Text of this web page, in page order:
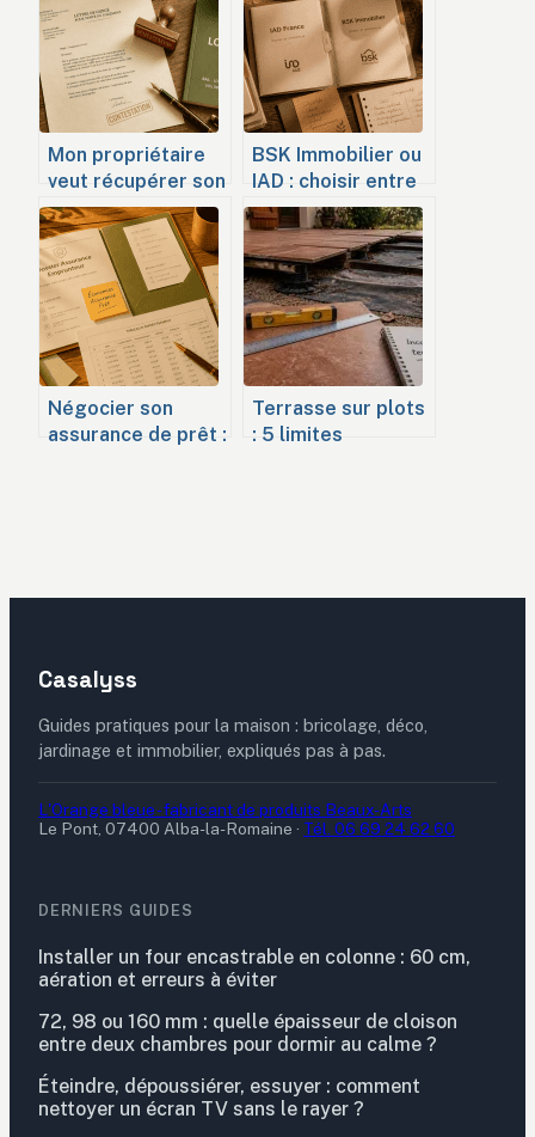
Mon propriétaire
veut récupérer son
bien : quels sont
vos droits, les
délais légaux et
vos recours ?
BSK Immobilier ou
IAD : choisir entre
la force du réseau
et la proximité
humaine
Négocier son
assurance de prêt :
Terrasse sur plots
: 5 limites
Casalyss
Guides pratiques pour la maison : bricolage, déco,
jardinage et immobilier, expliqués pas à pas.
L'Orange bleue - fabricant de produits Beaux-Arts
Le Pont, 07400 Alba-la-Romaine · Tél. 06 69 24 62 60
DERNIERS GUIDES
Installer un four encastrable en colonne : 60 cm,
aération et erreurs à éviter
72, 98 ou 160 mm : quelle épaisseur de cloison
entre deux chambres pour dormir au calme ?
Éteindre, dépoussiérer, essuyer : comment
nettoyer un écran TV sans le rayer ?